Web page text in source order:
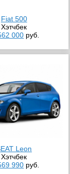
Fiat 500
Хэтчбек
000 руб.
Leon
Хэтчбек
990 руб.